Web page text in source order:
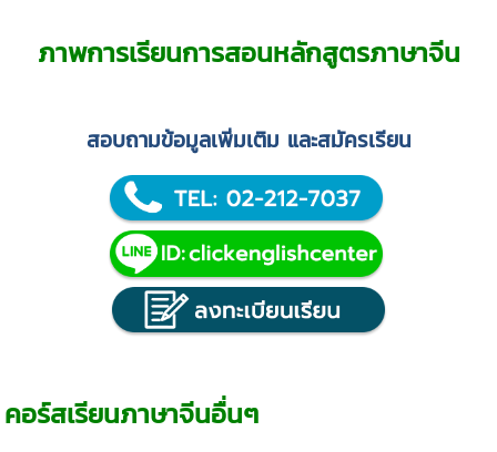
ภาพการเรียนการสอนหลักสูตรภาษาจีน
สอบถามข้อมูลเพิ่มเติม และสมัครเรียน
คอร์สเรียนภาษาจีนอื่นๆ